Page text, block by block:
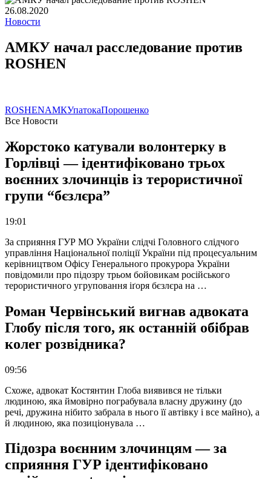
26.08.2020
Новости
АМКУ начал расследование против
ROSHEN
ROSHENАМКУпатокаПорошенко
Все Новости
Жорстоко катували волонтерку в
Горлівці — ідентифіковано трьох
воєнних злочинців із терористичної
групи “бєзлєра”
19:01
За сприяння ГУР МО України слідчі Головного слідчого
управління Національної поліції України під процесуальним
керівництвом Офісу Генерального прокурора України
повідомили про підозру трьом бойовикам російського
терористичного угруповання іґоря бєзлєра на …
Роман Червінський вигнав адвоката
Глобу після того, як останній обібрав
колег розвідника?
09:56
Схоже, адвокат Костянтин Глоба виявився не тільки
людиною, яка ймовірно пограбувала власну дружину (до
речі, дружина нібито забрала в нього її автівку і все майно), а
й людиною, яка позиціонувала …
Підозра воєнним злочинцям — за
сприяння ГУР ідентифіковано